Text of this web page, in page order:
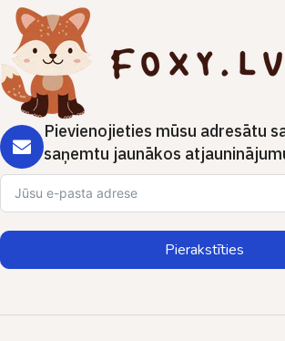
Pievienojieties mūsu adresātu
saņemtu jaunākos
Pierakstīties